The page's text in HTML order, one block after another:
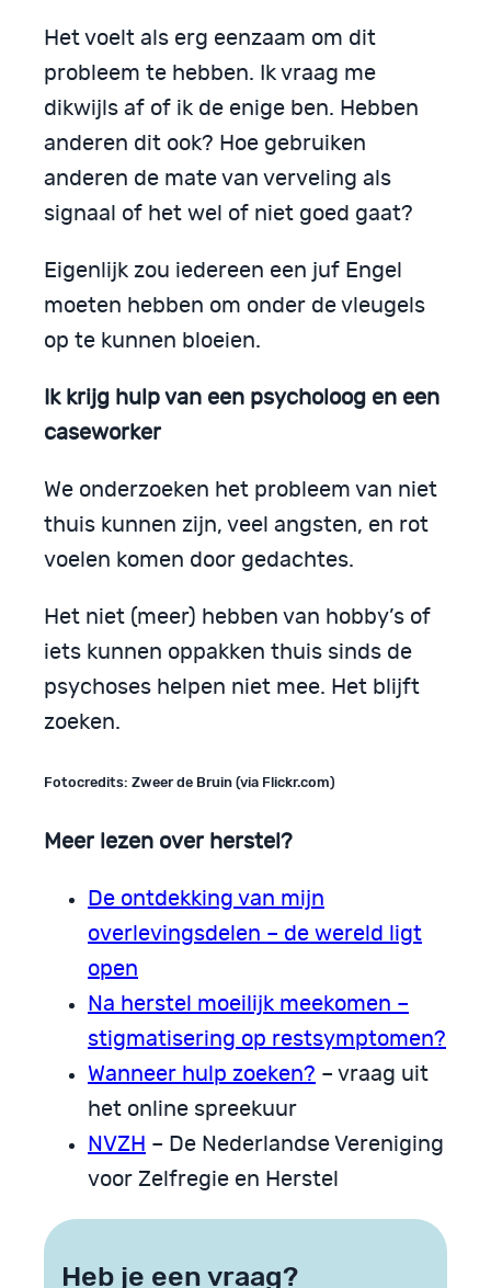
Het voelt als erg eenzaam om dit
probleem te hebben. Ik vraag me
dikwijls af of ik de enige ben. Hebben
anderen dit ook? Hoe gebruiken
anderen de mate van verveling als
signaal of het wel of niet goed gaat?
Eigenlijk zou iedereen een juf Engel
moeten hebben om onder de vleugels
op te kunnen bloeien.
Ik krijg hulp van een psycholoog en een
caseworker
We onderzoeken het probleem van niet
thuis kunnen zijn, veel angsten, en rot
voelen komen door gedachtes.
Het niet (meer) hebben van hobby’s of
iets kunnen oppakken thuis sinds de
psychoses helpen niet mee. Het blijft
zoeken.
Fotocredits: Zweer de Bruin (via Flickr.com)
Meer lezen over herstel?
De ontdekking van mijn
overlevingsdelen – de wereld ligt
open
Na herstel moeilijk meekomen –
stigmatisering op restsymptomen?
Wanneer hulp zoeken? – vraag uit
het online spreekuur
NVZH – De Nederlandse Vereniging
voor Zelfregie en Herstel
Heb je een vraag?